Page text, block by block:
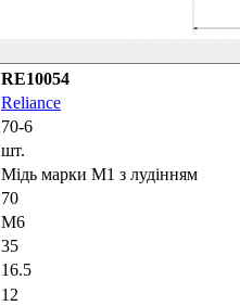
RE10054
Reliance
70-6
шт.
Мідь марки М1 з лудінням
70
М6
35
16.5
12